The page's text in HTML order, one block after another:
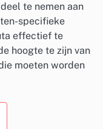
te nemen aan
specifieke
effectief te
hoogte te zijn van
moeten worden